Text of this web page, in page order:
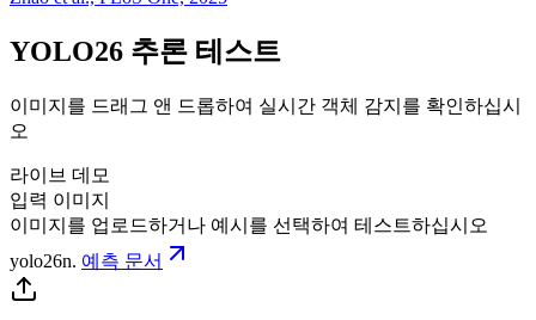
YOLO26 추론 테스트
이미지를 드래그 앤 드롭하여 실시간 객체 감지를 확인하십시
오
라이브 데모
입력 이미지
이미지를 업로드하거나 예시를 선택하여 테스트하십시오
yolo26n. 예측 문서